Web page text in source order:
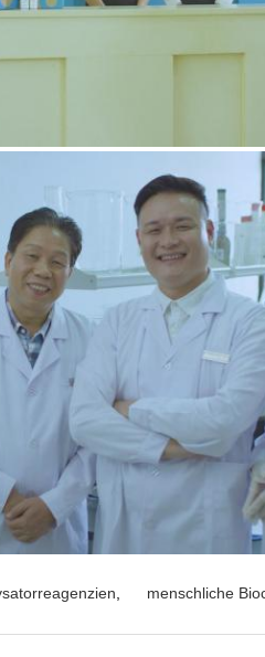
, menschliche